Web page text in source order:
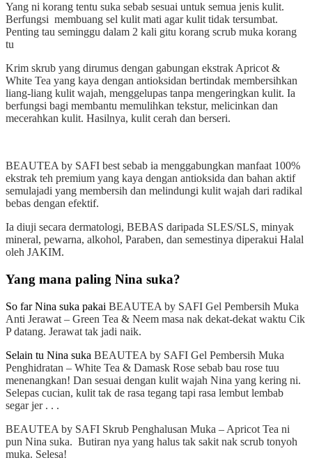
Yang ni korang tentu suka sebab sesuai untuk semua jenis kulit.
Berfungsi membuang sel kulit mati agar kulit tidak tersumbat.
Penting tau seminggu dalam 2 kali gitu korang scrub muka korang
tu
Krim skrub yang dirumus dengan gabungan ekstrak Apricot &
White Tea yang kaya dengan antioksidan bertindak membersihkan
liang-liang kulit wajah, menggelupas tanpa mengeringkan kulit. Ia
berfungsi bagi membantu memulihkan tekstur, melicinkan dan
mecerahkan kulit. Hasilnya, kulit cerah dan berseri.
BEAUTEA by SAFI best sebab ia menggabungkan manfaat 100%
ekstrak teh premium yang kaya dengan antioksida dan bahan aktif
semulajadi yang membersih dan melindungi kulit wajah dari radikal
bebas dengan efektif.
Ia diuji secara dermatologi, BEBAS daripada SLES/SLS, minyak
mineral, pewarna, alkohol, Paraben, dan semestinya diperakui Halal
oleh JAKIM.
Yang mana paling Nina suka?
So far Nina suka pakai BEAUTEA by SAFI Gel Pembersih Muka
Anti Jerawat – Green Tea & Neem masa nak dekat-dekat waktu Cik
P datang. Jerawat tak jadi naik.
Selain tu Nina suka BEAUTEA by SAFI Gel Pembersih Muka
Penghidratan – White Tea & Damask Rose sebab bau rose tuu
menenangkan! Dan sesuai dengan kulit wajah Nina yang kering ni.
Selepas cucian, kulit tak de rasa tegang tapi rasa lembut lembab
segar jer . . .
BEAUTEA by SAFI Skrub Penghalusan Muka – Apricot Tea ni
pun Nina suka. Butiran nya yang halus tak sakit nak scrub tonyoh
muka. Selesa!